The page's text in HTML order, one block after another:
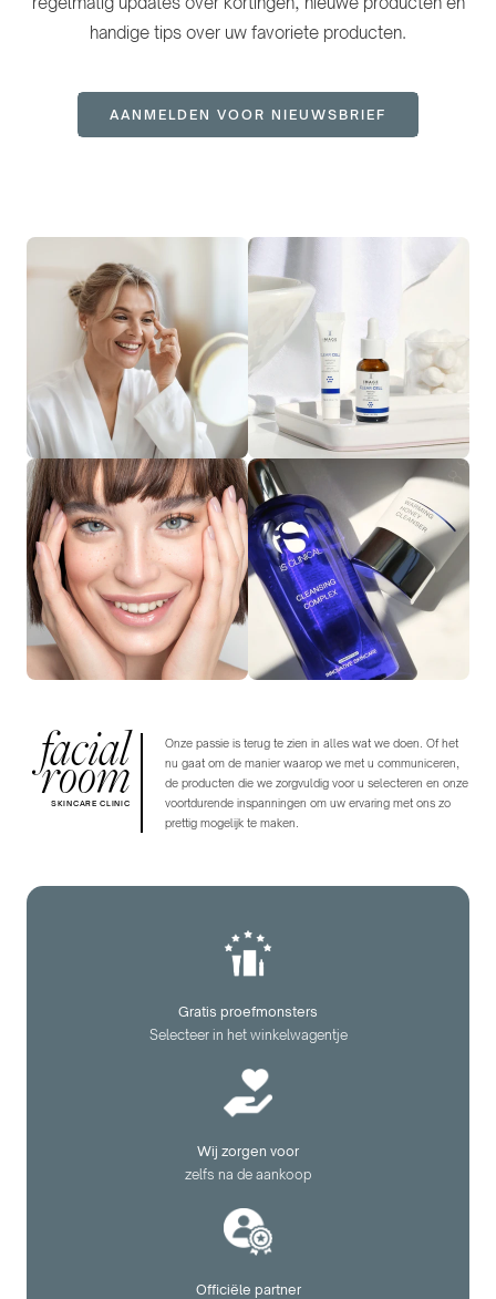
handige tips over uw favoriete producten.
AANMELDEN VOOR NIEUWSBRIEF
facial
room
SKINCARE CLINIC
Onze passie is terug te zien in alles wat we doen. Of het
nu gaat om de manier waarop we met u communiceren,
de producten die we zorgvuldig voor u selecteren en onze
voortdurende inspanningen om uw ervaring met ons zo
prettig mogelijk te maken.
Gratis proefmonsters
Selecteer in het winkelwagentje
Wij zorgen voor
zelfs na de aankoop
Officiële partner